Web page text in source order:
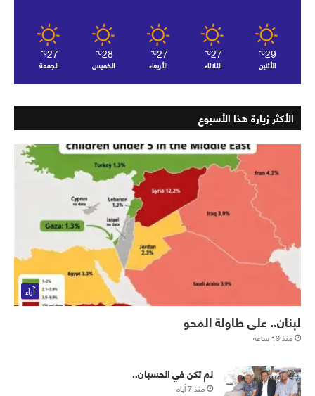
29
℃
الأثنين
27
℃
الثلاثاء
27
℃
الأربعاء
28
℃
الخميس
27
℃
الجمعة
الأكثر زيارة هذا الأسبوع
آراء
لبنان.. على طاولة المحو
منذ 19 ساعة
لم تكن في الحسبان..
منذ 7 أيام